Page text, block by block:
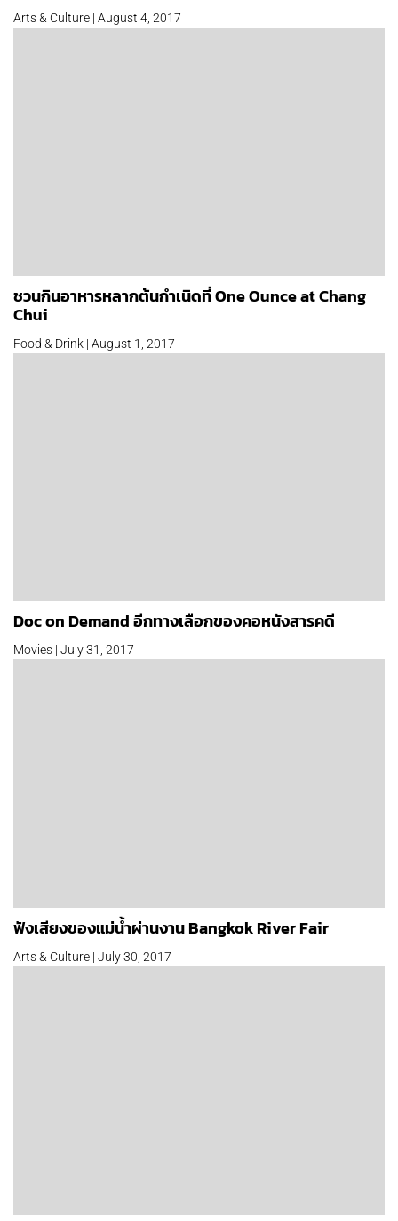
Arts & Culture | August 4, 2017
ชวนกินอาหารหลากต้นกำเนิดที่ One Ounce at Chang
Chui
Food & Drink | August 1, 2017
Doc on Demand อีกทางเลือกของคอหนังสารคดี
Movies | July 31, 2017
ฟังเสียงของแม่น้ำผ่านงาน Bangkok River Fair
Arts & Culture | July 30, 2017